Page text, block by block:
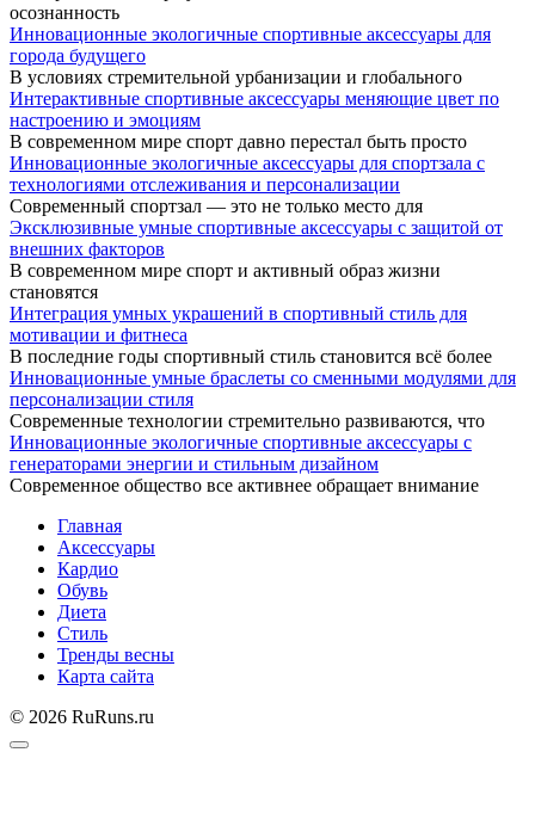
осознанность
Инновационные экологичные спортивные аксессуары для
города будущего
В условиях стремительной урбанизации и глобального
Интерактивные спортивные аксессуары меняющие цвет по
настроению и эмоциям
В современном мире спорт давно перестал быть просто
Инновационные экологичные аксессуары для спортзала с
технологиями отслеживания и персонализации
Современный спортзал — это не только место для
Эксклюзивные умные спортивные аксессуары с защитой от
внешних факторов
В современном мире спорт и активный образ жизни
становятся
Интеграция умных украшений в спортивный стиль для
мотивации и фитнеса
В последние годы спортивный стиль становится всё более
Инновационные умные браслеты со сменными модулями для
персонализации стиля
Современные технологии стремительно развиваются, что
Инновационные экологичные спортивные аксессуары с
генераторами энергии и стильным дизайном
Современное общество все активнее обращает внимание
Главная
Аксессуары
Кардио
Обувь
Диета
Стиль
Тренды весны
Карта сайта
© 2026 RuRuns.ru